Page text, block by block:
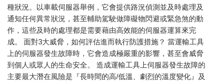
種狀況。以車載伺服器舉例，它會提供路況偵測並及時處理及
通知任何異常狀況，甚至輔助駕駛做障礙物閃避或緊急煞的動
作，這些及時的處理都是需要藉由高效能的伺服器運算來完
成。 面對3大威脅，如何評估進而執行防護措施？ 當運輸工具
上的伺服器發生故障時，它會造成極嚴重的影響，甚至會威脅
到個人或眾人的生命安全。 造成運輸工具上伺服器發生故障的
主要最大潛在風險是『長時間的高/低溫、劇烈的溫度變化』及